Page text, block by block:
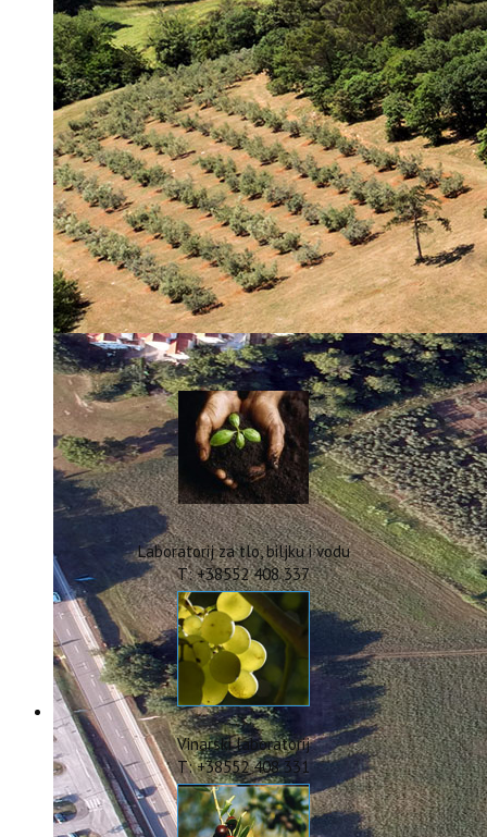
Etički kodeks
Financiranje
Proračun
Potpore
PROGRAMSKO FINANCIRANJE
Izvještavanje po uredbi
Projekti Instituta
Dialogue4Tourism
REVIVE
WASTEREDUCE
MITOMED+
WINTERMED
CASTWATER
INHERIT
CONSUMLESS PLUS
IstraOILFest
ARHIVA PROJEKATA
IstraECOinclusive
Izdavačka djelatnost
Izbor u znanstvena zvanja
Dokumenti
Statut
Strategija
CIP
Pravo na pristup informacijama
Zaštita osobnih podataka
Godišnji izvještaj
Javna nabava
Natječaji za radna mjesta
Zakonodavni okvir
Akti Instituta
Linkovi
Kontakt
webmail
Popularizacija znanosti
Laboratorij za tlo, biljku i vodu
T: +38552 408 337
Vinarski laboratorij
T: +38552 408 331